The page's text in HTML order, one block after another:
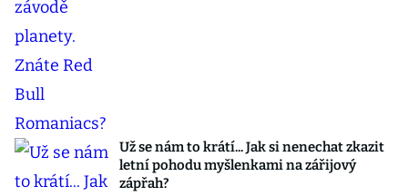
Už se nám to krátí... Jak si nenechat zkazit
letní pohodu myšlenkami na zářijový
zápřah?